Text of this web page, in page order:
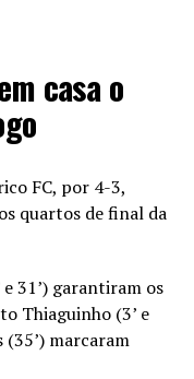
casa o
FC, por 4-3,
quartos de final da
e 31’) garantiram os
Thiaguinho (3’ e
marcaram